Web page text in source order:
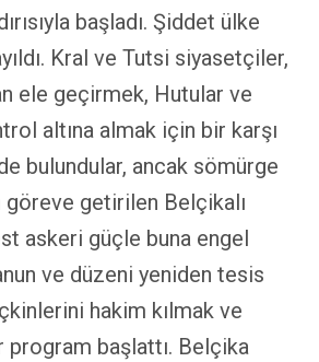
başladı. Şiddet ülke
Kral ve Tutsi siyasetçiler,
ele geçirmek, Hutular ve
altına almak için bir karşı
bulundular, ancak sömürge
göreve getirilen Belçikalı
askeri güçle buna engel
ve düzeni yeniden tesis
hakim kılmak ve
başlattı. Belçika